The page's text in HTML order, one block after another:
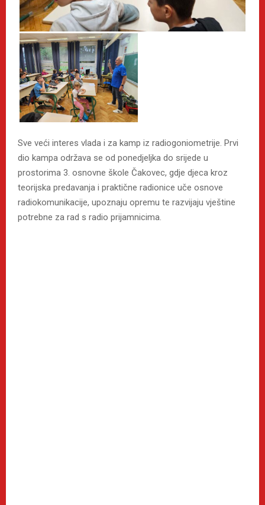
Sve veći interes vlada i za kamp iz radiogoniometrije. Prvi
dio kampa održava se od ponedjeljka do srijede u
prostorima 3. osnovne škole Čakovec, gdje djeca kroz
teorijska predavanja i praktične radionice uče osnove
radiokomunikacije, upoznaju opremu te razvijaju vještine
potrebne za rad s radio prijamnicima.